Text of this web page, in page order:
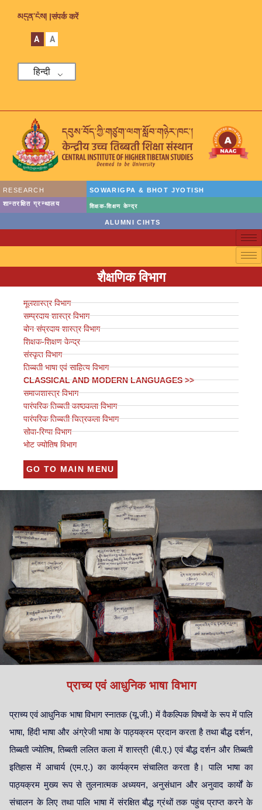
མདུན་ངོས། |संपर्क करें
A A
हिन्दी
RESEARCH
SOWARIGPA & BHOT JYOTISH
शान्तरक्षित ग्रन्थालय
शिक्षक-शिक्षण केन्द्र
ALUMNI CIHTS
शैक्षणिक विभाग
मूलशास्त्र विभाग
सम्प्रदाय शास्त्र विभाग
बोन संप्रदाय शास्त्र विभाग
शिक्षक-शिक्षण केन्द्र
संस्कृत विभाग
तिब्बती भाषा एवं साहित्य विभाग
CLASSICAL AND MODERN LANGUAGES >>
समाजशास्त्र विभाग
पारंपरिक तिब्बती काष्ठकला विभाग
पारंपरिक तिब्बती चित्रकला विभाग
सोवा-रिग्पा विभाग
भोट ज्योतिष विभाग
GO TO MAIN MENU
प्राच्य एवं आधुनिक भाषा विभाग
प्राच्य एवं आधुनिक भाषा विभाग स्नातक (यू.जी.) में वैकल्पिक विषयों के रूप में पालि
भाषा, हिंदी भाषा और अंग्रेजी भाषा के पाठ्यक्रम प्रदान करता है तथा बौद्ध दर्शन,
तिब्बती ज्योतिष, तिब्बती ललित कला में शास्त्री (बी.ए.) एवं बौद्ध दर्शन और तिब्बती
इतिहास में आचार्य (एम.ए.) का कार्यक्रम संचालित करता है। पालि भाषा का
पाठ्यक्रम मुख्य रूप से तुलनात्मक अध्ययन, अनुसंधान और अनुवाद कार्यों के
संचालन के लिए तथा पालि भाषा में संरक्षित बौद्ध ग्रंथों तक पहुंच प्राप्त करने के